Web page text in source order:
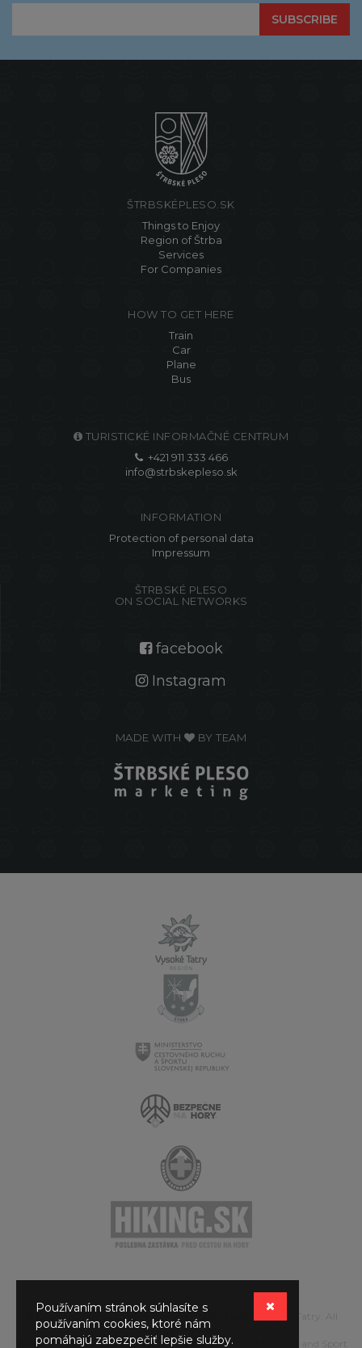
SUBSCRIBE
ŠTRBSKÉPLESO.SK
Things to Enjoy
Region of Štrba
Services
For Companies
HOW TO GET HERE
Train
Car
Plane
Bus
TURISTICKÉ INFORMAČNÉ CENTRUM
+421 911 333 466
info@strbskepleso.sk
INFORMATION
Protection of personal data
Impressum
ŠTRBSKÉ PLESO
ON SOCIAL NETWORKS
facebook
Instagram
MADE WITH BY TEAM
© Oblastná organizácia cestovného ruchu Región Vysoké Tatry. All
Rights Reserved.
Realized with the financial support of the Ministry of Tourism and Sport
Používaním stránok súhlasíte s
používaním cookies, ktoré nám
pomáhajú zabezpečiť lepšie služby.